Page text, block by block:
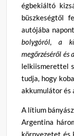
égbekiáltó
büszkeségtől
autójába
bolygóról, a
megőrzéséről
lelkiismerettel
tudja, hogy
akkumulátor és
A lítium
Argentina
környezetet és